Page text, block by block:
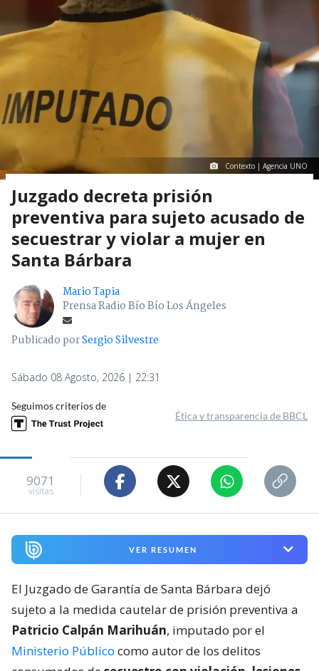
Contexto | Agencia UNO
Juzgado decreta prisión
preventiva para sujeto acusado de
secuestrar y violar a mujer en
Santa Bárbara
Mario Tapia
Prensa Radio Bío Bío Los Ángeles
Publicado porSergio Silvestre
Sábado 08 Agosto, 2026 | 22:31
Seguimos criterios de
Ética y transparencia de BBCL
9071
visitas
VER RESUMEN
El Juzgado de Garantía de Santa Bárbara dejó
sujeto a la medida cautelar de prisión preventiva a
Patricio Calpán Marihuán, imputado por el
Ministerio Público como autor de los delitos